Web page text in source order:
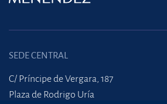
SEDE CENTRAL
C/ Príncipe de Vergara, 187
Plaza de Rodrigo Uría